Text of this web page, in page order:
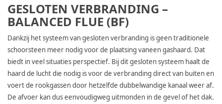
GESLOTEN VERBRANDING –
BALANCED FLUE (BF)
Dankzij het systeem van gesloten verbranding is geen traditionele
schoorsteen meer nodig voor de plaatsing vaneen gashaard. Dat
biedt in veel situaties perspectief. Bij dit gesloten systeem haalt de
haard de lucht die nodig is voor de verbranding direct van buiten en
voert de rookgassen door hetzelfde dubbelwandige kanaal weer af.
De afvoer kan dus eenvoudigweg uitmonden in de gevel of het dak.